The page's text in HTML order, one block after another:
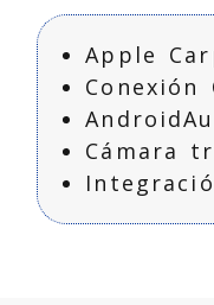
en A Coruña
Apple
Conexión
Cámara